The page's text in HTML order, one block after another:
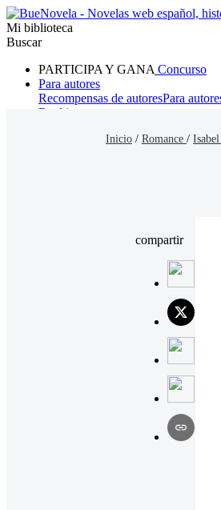
Mi biblioteca
Buscar
PARTICIPA Y GANA Concurso
Para autores
Recompensas de autoresPara
Ranking
Inicio / Romance /
compartir